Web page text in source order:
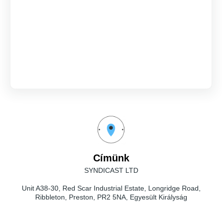
Címünk
SYNDICAST LTD
Unit A38-30, Red Scar Industrial Estate, Longridge Road,
Ribbleton, Preston, PR2 5NA, Egyesült Királyság